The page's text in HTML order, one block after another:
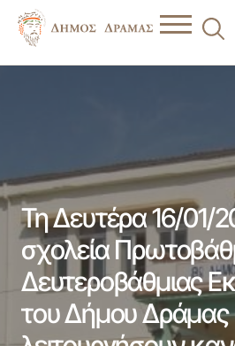
Τη Δευτέρα 16/01/
σχολεία
Δευτεροβάθμιας
του Δήμου Δράμας